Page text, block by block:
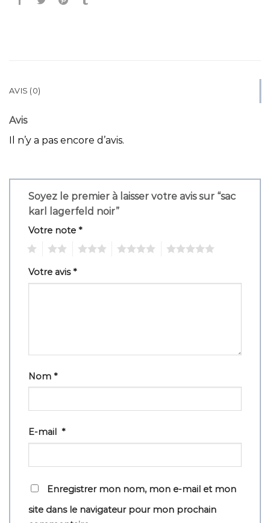
AVIS (0)
Avis
Il n’y a pas encore d’avis.
Soyez le premier à laisser votre avis sur “sac
karl lagerfeld noir”
Votre note *
Votre avis*
Nom *
E-mail *
Enregistrer mon nom, mon e-mail et mon
site dans le navigateur pour mon prochain